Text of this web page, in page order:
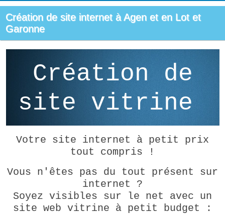
Création de site internet à Agen et en Lot et
Garonne
Création de
site vitrine
Votre site internet à petit prix
tout compris !
Vous n'êtes pas du tout présent sur
internet ?
Soyez visibles sur le net avec un
site web vitrine à petit budget :